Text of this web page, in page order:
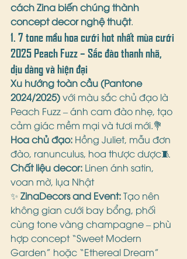
cách Zina biến chúng thành
concept decor nghệ thuật.
1. 7 tone mầu hoa cưới hot nhất mùa cưới
2025 Peach Fuzz – Sắc đào thanh nhã,
dịu dàng và hiện đại
Xu hướng toàn cầu (Pantone
2024/2025) với màu sắc chủ đạo là
Peach Fuzz – ánh cam đào nhẹ, tạo
cảm giác mềm mại và tươi mới.💐
Hoa chủ đạo: Hồng Juliet, mẫu đơn
đào, ranunculus, hoa thược dược🧵
Chất liệu decor: Linen ánh satin,
voan mờ, lụa Nhật
✨ ZinaDecors and Event: Tạo nên
không gian cưới bay bổng, phối
cùng tone vàng champagne – phù
hợp concept “Sweet Modern
Garden” hoặc “Ethereal Dream”